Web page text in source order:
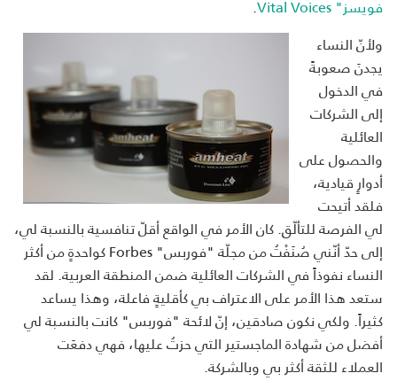
فويسز" Vital Voices
.
ولأنّ النساء
يجدنَ صعوبةً
في الدخول
إلى الشركات
العائلية
والحصول على
أدوارٍ قيادية،
فلقد أتيحت
لي الفرصة للتألّق. كان الأمر في الواقع أقلّ تنافسية بالنسبة لي،
إلى حدّ أنّني صُنَفْتُ من مجلّة "فوربس" Forbes كواحدةٍ من أكثر
النساء نفوذاً في الشركات العائلية ضمن المنطقة العربية. لقد
ستعد هذا الأمر على الاعتراف بي كأقليةٍ فاعلة، وهذا يساعد
كثيراً. ولكي نكون صادقين، إنّ لائحة "فوربس" كانت بالنسبة لي
أفضل من شهادة الماجستير التي حزتُ عليها، فهي دفعَت
العملاء للثقة أكثر بي وبالشركة.